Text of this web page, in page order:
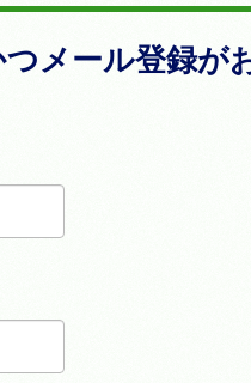
メール登録が